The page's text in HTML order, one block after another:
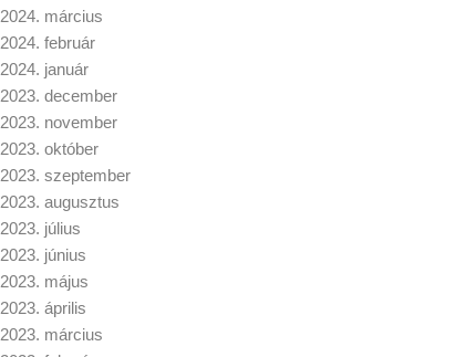
2024. március
2024. február
2024. január
2023. december
2023. november
2023. október
2023. szeptember
2023. augusztus
2023. július
2023. június
2023. május
2023. április
2023. március